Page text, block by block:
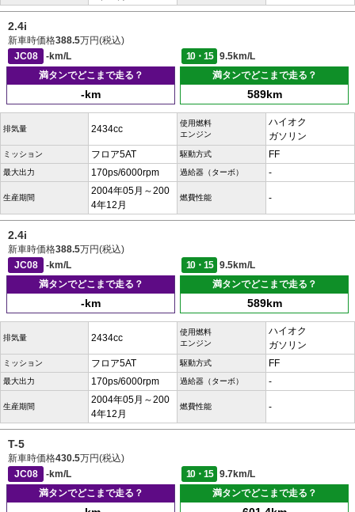
2.4i
新車時価格388.5万円(税込)
JC08
-km/L 10・15
9.5km/L
満タンでどこまで走る？
-km
満タンでどこまで走る？
589km
排気量 2434cc
使用燃料
エンジン
ハイオク
ガソリン
ミッション フロア5AT 駆動方式 FF
最大出力 170ps/6000rpm 過給器（ターボ） -
生産期間
2004年05月～200
4年12月
燃費性能 -
2.4i
新車時価格388.5万円(税込)
JC08
-km/L 10・15
9.5km/L
満タンでどこまで走る？
-km
満タンでどこまで走る？
589km
排気量 2434cc
使用燃料
エンジン
ハイオク
ガソリン
ミッション フロア5AT 駆動方式 FF
最大出力 170ps/6000rpm 過給器（ターボ） -
生産期間
2004年05月～200
4年12月
燃費性能 -
T-5
新車時価格430.5万円(税込)
JC08
-km/L 10・15
9.7km/L
満タンでどこまで走る？
満タンでどこまで走る？